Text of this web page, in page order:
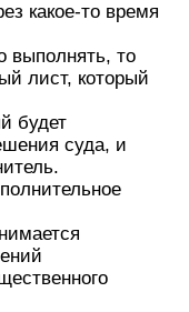
какое-то время
выполнять, то
лист, который
будет
суда, и